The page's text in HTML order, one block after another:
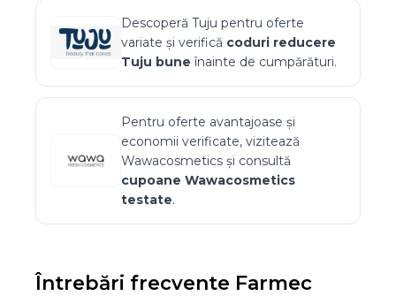
Descoperă Tuju pentru oferte
variate și verifică coduri reducere
Tuju bune înainte de cumpărături.
Pentru oferte avantajoase și
economii verificate, vizitează
Wawacosmetics și consultă
cupoane Wawacosmetics
testate.
Întrebări frecvente Farmec